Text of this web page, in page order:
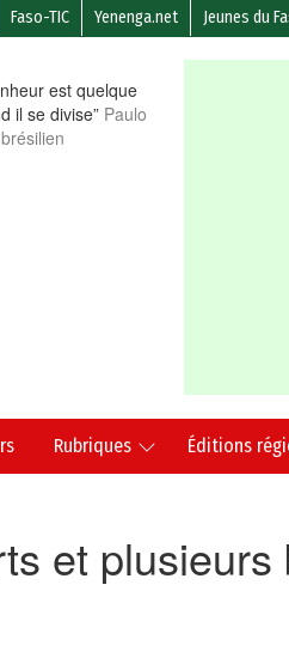
Faso-TIC Yenenga.net Jeunes du
est quelque
il se divise” Paulo
Rubriques Éditions
et